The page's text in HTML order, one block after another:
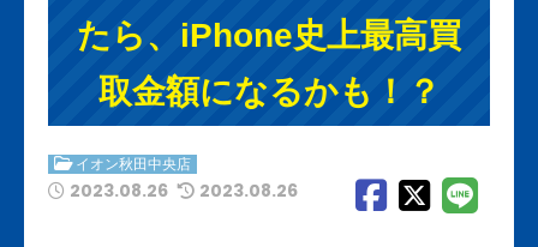
たら、iPhone史上最高買
取金額になるかも！？
イオン秋田中央店
2023.08.26 2023.08.26